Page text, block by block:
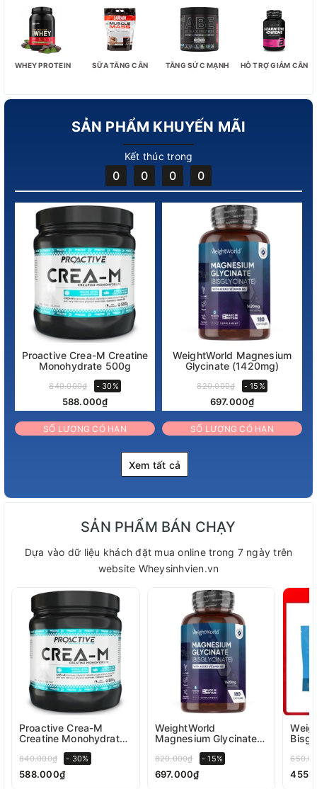
WHEY PROTEIN SỮA TĂNG CÂN TĂNG SỨC MẠNH HỖ TRỢ GIẢM CÂN
SẢN PHẨM KHUYẾN MÃI
Kết thúc trong
0 : 0 : 0 : 0
Proactive Crea-M Creatine
Monohydrate 500g
840.000₫ - 30%
588.000₫
SỐ LƯỢNG CÓ HẠN
WeightWorld Magnesium
Glycinate (1420mg)
820.000₫ - 15%
697.000₫
SỐ LƯỢNG CÓ HẠN
Xem tất cả
SẢN PHẨM BÁN CHẠY
Dựa vào dữ liệu khách đặt mua online trong 7 ngày trên
website Wheysinhvien.vn
Proactive Crea-M
Creatine Monohydrate
840.000₫ - 30%
588.000₫
WeightWorld
Magnesium Glycinate
820.000₫ - 15%
697.000₫